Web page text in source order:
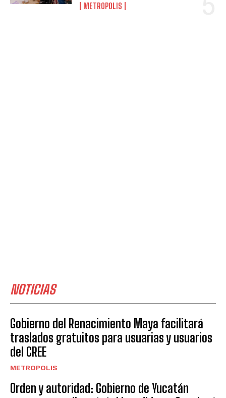
METROPOLIS
NOTICIAS
Gobierno del Renacimiento Maya facilitará
traslados gratuitos para usuarias y usuarios
del CREE
METROPOLIS
Orden y autoridad: Gobierno de Yucatán